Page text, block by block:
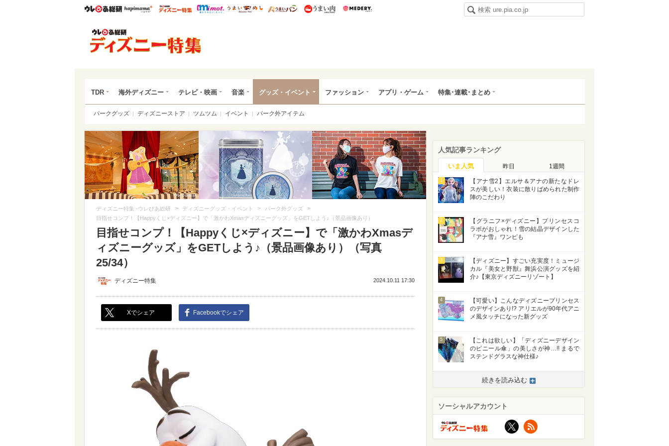
ウレぴあ総研ハピママ* ウレぴあ総研 ディズニー特集
mimot. うまいめし うまいパン うまい肉
TDR 海外ディズニー テレビ・映画 音楽 グッズ・イベント ファッション アプリ・ゲーム 特集･連載･まとめ
パークグッズ ディズニーストア ツムツム イベント パーク外アイテム
ディズニー特集 -ウレぴあ総研 > ディズニーグッズ・イベント > パーク外グッズ >
目指せコンプ！【Happyくじ×ディズニー】で「激かわXmasディズニーグッズ」をGETしよう♪（景品画像あり）
目指せコンプ！【Happyくじ×ディズニー】で「激かわXmasデ
ィズニーグッズ」をGETしよう♪（景品画像あり）（写真
25/34）
ディズニー特集 2024.10.11 17:30
Xでシェア Facebookでシェア
人気記事ランキング
いま人気 昨日 1週間
1
【アナ雪2】エルサ＆アナの新たなドレ
スが美しい！衣装に散りばめられた制作
陣のこだわり
2
【グラニフ×ディズニー】プリンセスコ
ラボがおしゃれ！雪の結晶デザインした
『アナ雪』ワンピも
3
【ディズニー】すごい充実度！ミュージ
カル『美女と野獣』舞浜公演グッズを紹
介♪【東京ディズニーリゾート】
4
【可愛い】こんなディズニープリンセス
のデザインあり!? アリエルが90年代アニ
メ風タッチになった新グッズ
5
【これは欲しい】「ディズニーデザイン
のビニール傘」の美しさが神…!! まるで
ステンドグラスな神仕様♪
続きを読み込む
ソーシャルアカウント
X